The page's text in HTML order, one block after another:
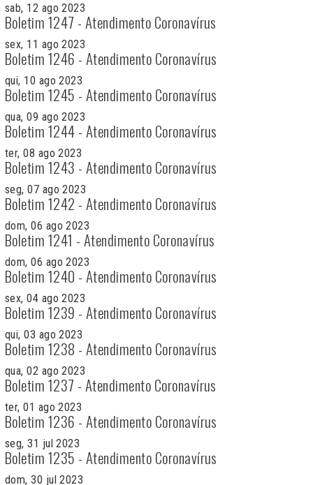
sab, 12 ago 2023
Boletim 1247 - Atendimento Coronavírus
sex, 11 ago 2023
Boletim 1246 - Atendimento Coronavírus
qui, 10 ago 2023
Boletim 1245 - Atendimento Coronavírus
qua, 09 ago 2023
Boletim 1244 - Atendimento Coronavírus
ter, 08 ago 2023
Boletim 1243 - Atendimento Coronavírus
seg, 07 ago 2023
Boletim 1242 - Atendimento Coronavírus
dom, 06 ago 2023
Boletim 1241 - Atendimento Coronavírus
dom, 06 ago 2023
Boletim 1240 - Atendimento Coronavírus
sex, 04 ago 2023
Boletim 1239 - Atendimento Coronavírus
qui, 03 ago 2023
Boletim 1238 - Atendimento Coronavírus
qua, 02 ago 2023
Boletim 1237 - Atendimento Coronavírus
ter, 01 ago 2023
Boletim 1236 - Atendimento Coronavírus
seg, 31 jul 2023
Boletim 1235 - Atendimento Coronavírus
dom, 30 jul 2023